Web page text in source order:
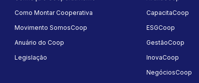
Como Montar Cooperativa
Movimento SomosCoop
Anuário do Coop
Legislação
CapacitaCoop
ESGCoop
GestãoCoop
InovaCoop
NegóciosCoop